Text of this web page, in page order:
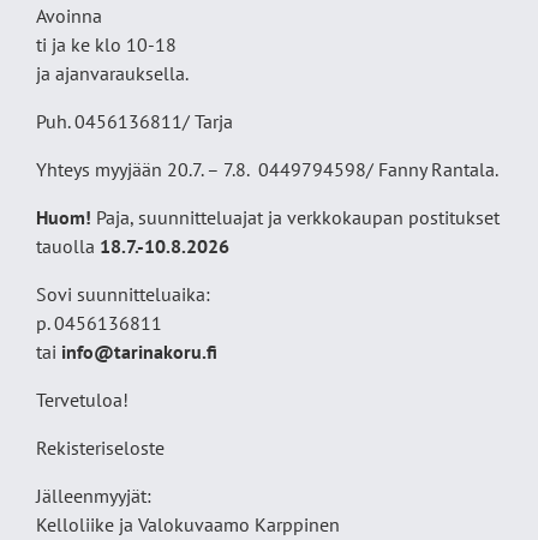
Avoinna
ti ja ke klo 10-18
ja ajanvarauksella.
Puh. 0456136811/ Tarja
Yhteys myyjään 20.7. – 7.8. 0449794598/ Fanny Rantala.
Huom! Paja, suunnitteluajat ja verkkokaupan postitukset
tauolla 18.7.-10.8.2026
Sovi suunnitteluaika:
p. 0456136811
tai info@tarinakoru.fi
Tervetuloa!
Rekisteriseloste
Jälleenmyyjät:
Kelloliike ja Valokuvaamo Karppinen